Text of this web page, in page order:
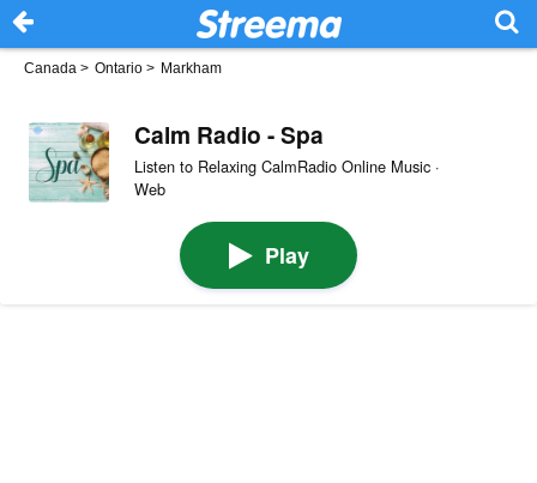
Canada > Ontario > Markham
Calm Radio - Spa
Listen to Relaxing CalmRadio Online Music ·
Web
Play